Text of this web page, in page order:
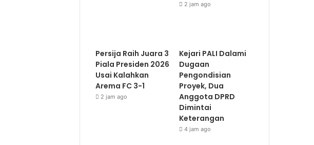
2 jam ago
Persija Raih Juara 3
Piala Presiden 2026
Usai Kalahkan
Arema FC 3-1
2 jam ago
Kejari PALI Dalami
Dugaan
Pengondisian
Proyek, Dua
Anggota DPRD
Dimintai
Keterangan
4 jam ago